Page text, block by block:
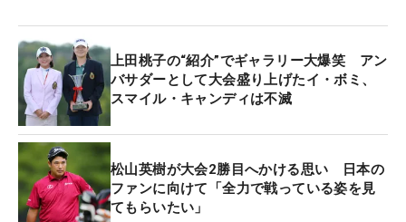
ころから何回も練習している姿を見て、感覚を大事
にしていることを感じたという。
上田は大会初日から3日間観戦する予定。「試合ま
での準備の仕方。パッティンググリーンやドライビ
ングレンジに張り付いて勉強できたら」と世界トッ
ププレーヤーたちからどん欲に吸収するつもりだ。
上田桃子の“紹介”でギャラリー大爆笑 アン
バサダーとして大会盛り上げたイ・ボミ、
スマイル・キャンディは不滅
松山英樹が大会2勝目へかける思い 日本の
ファンに向けて「全力で戦っている姿を見
てもらいたい」